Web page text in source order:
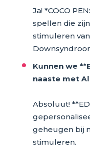
Ja! *COCO
spellen die
stimuleren
Kunnen we
naaste met
Absoluut!
geheugen bij
stimuleren.